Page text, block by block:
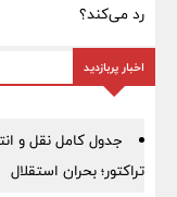
رد می‌کند؟
اخبار پربازدید
جدول کامل نقل و
تراکتور؛ بحران استقلال